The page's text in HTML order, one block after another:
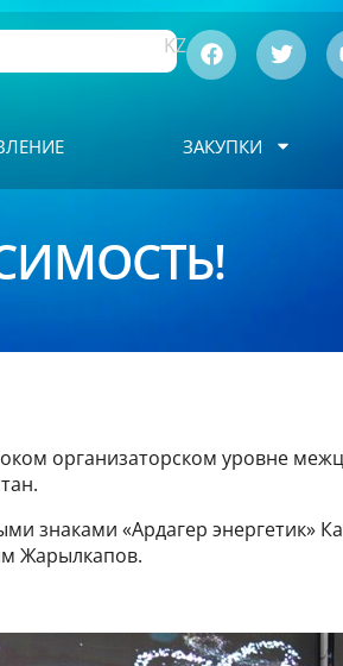
KZ
ЗАКУПКИ
организаторском уровне
«Ардагер энергетик»
Жарылкапов.